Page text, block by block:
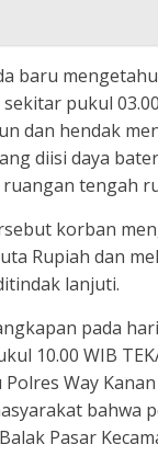
baru
pukul
dan hendak
diisi daya
ruangan tengah
korban
Rupiah dan
lanjuti.
pada hari
10.00 WIB
Way
bahwa
Pasar